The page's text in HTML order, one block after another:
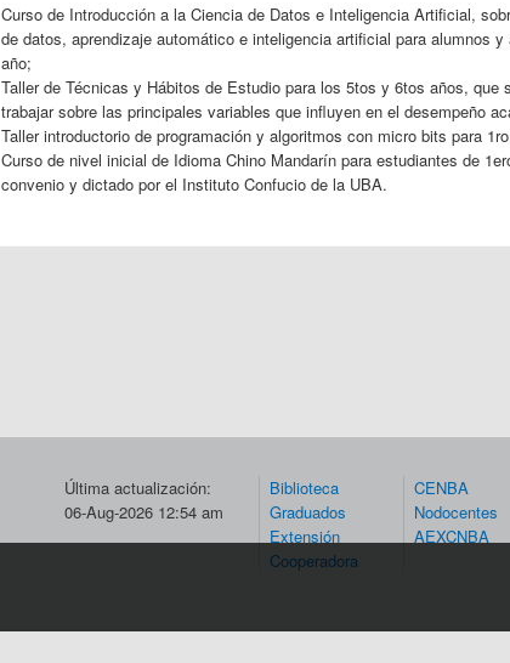
Curso de Introducción a la Ciencia de Datos e Inteligencia Artificial,
de datos, aprendizaje automático e inteligencia artificial para alumnos
año;
Taller de Técnicas y Hábitos de Estudio para los 5tos y 6tos años, que
trabajar sobre las principales variables que influyen en el desempeño
Taller introductorio de programación y algoritmos con micro bits para
Curso de nivel inicial de Idioma Chino Mandarín para estudiantes de
convenio y dictado por el Instituto Confucio de la UBA.
Última actualización:
06-Aug-2026 12:54 am
Biblioteca
Graduados
Extensión
Cooperadora
CENBA
Nodocentes
AEXCNBA